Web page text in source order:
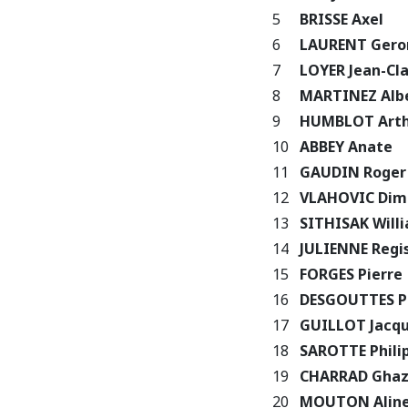
5
BRISSE Axel
6
LAURENT
7
LOYER Jean-
8
MARTINEZ
9
HUMBLOT
10 ABBEY Anate
11
GAUDIN Roger
12 VLAHOVIC
13
SITHISAK
14 JULIENNE
15
FORGES Pierre
16
DESGOUTTES
17 GUILLOT
18
SAROTTE
19
CHARRAD
20
MOUTON